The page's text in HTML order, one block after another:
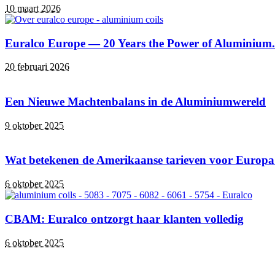
10 maart 2026
Euralco Europe — 20 Years the Power of Aluminium.
20 februari 2026
Een Nieuwe Machtenbalans in de Aluminiumwereld
9 oktober 2025
Wat betekenen de Amerikaanse tarieven voor
6 oktober 2025
CBAM: Euralco ontzorgt haar klanten volledig
6 oktober 2025